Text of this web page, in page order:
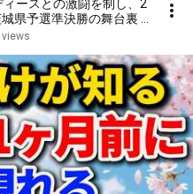
ースとの激闘を制し、2
県予選準決勝の舞台裏 #